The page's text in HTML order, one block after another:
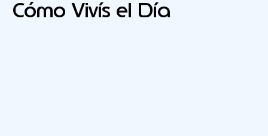
Cómo Vivís el Día